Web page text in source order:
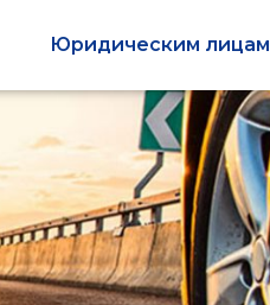
Юридическим лицам